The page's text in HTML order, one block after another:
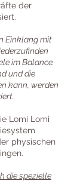
der
Einklang mit
im Balance.
und die
kann, werden
Lomi Lomi
physischen
die spezielle